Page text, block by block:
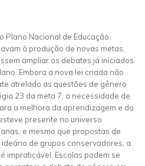
Nacional de Educação,
à produção de novas metas,
ampliar os debates já iniciados
Embora a nova lei criada não
atrelado as questões de gênero
23 da meta 7, a necessidade de
a melhora da aprendizagem e do
presente no universo
e mesmo que propostas de
de grupos conservadores, a
impraticável. Escolas podem se